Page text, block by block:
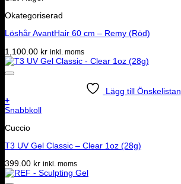
Okategoriserad
Löshår AvantHair 60 cm – Remy (Röd)
1,100.00 kr inkl. moms
Lägg till Önskelistan
+
Snabbkoll
Cuccio
T3 UV Gel Classic – Clear 1oz (28g)
399.00 kr inkl. moms